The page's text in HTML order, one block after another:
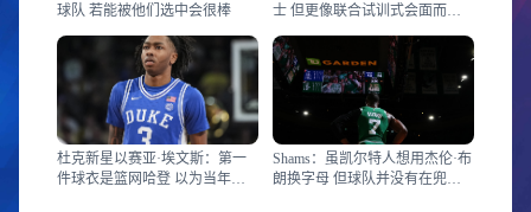
球队 若能被他们选中会很棒
士 但更像联合试训式会面而非
杜克新星以赛亚·埃文斯：第一
件球衣是篮网哈登 以为当年要
Shams：虽凯尔特人想用杰伦·布
朗换字母 但球队并没有在兜售